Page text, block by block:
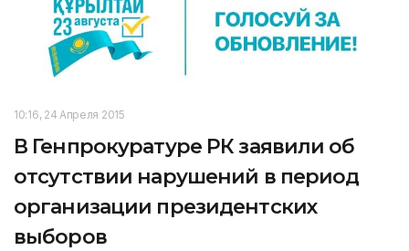
10:16, 24 Апреля 2015
В Генпрокуратуре РК заявили об
отсутствии нарушений в период
организации президентских
выборов